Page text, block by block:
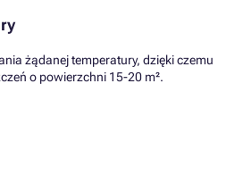
żądanej temperatury, dzięki czemu
o powierzchni 15-20 m².